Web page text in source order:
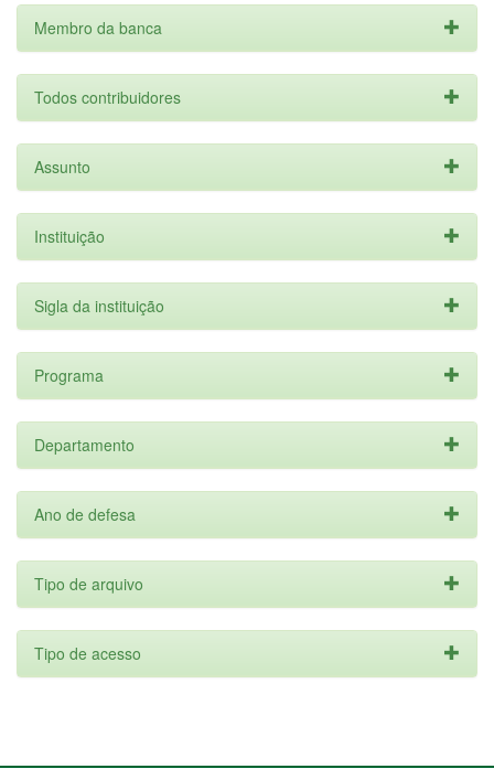
Membro da banca
Todos contribuidores
Assunto
Instituição
Sigla da instituição
Programa
Departamento
Ano de defesa
Tipo de arquivo
Tipo de acesso